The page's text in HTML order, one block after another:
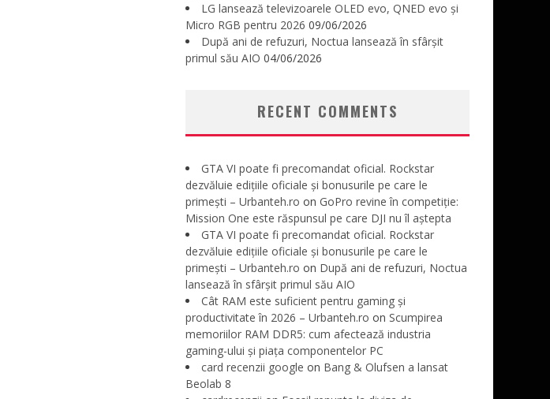
LG lansează televizoarele OLED evo, QNED evo și
Micro RGB pentru 2026 09/06/2026
După ani de refuzuri, Noctua lansează în sfârșit
primul său AIO 04/06/2026
RECENT COMMENTS
GTA VI poate fi precomandat oficial. Rockstar
dezvăluie edițiile oficiale și bonusurile pe care le
primești – Urbanteh.ro on GoPro revine în competiție:
Mission One este răspunsul pe care DJI nu îl aștepta
GTA VI poate fi precomandat oficial. Rockstar
dezvăluie edițiile oficiale și bonusurile pe care le
primești – Urbanteh.ro on După ani de refuzuri, Noctua
lansează în sfârșit primul său AIO
Cât RAM este suficient pentru gaming și
productivitate în 2026 – Urbanteh.ro on Scumpirea
memoriilor RAM DDR5: cum afectează industria
gaming-ului și piața componentelor PC
card recenzii google on Bang & Olufsen a lansat
Beolab 8